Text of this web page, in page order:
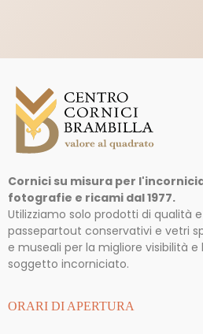
Cornici su misura per
fotografie e ricami dal 1977.
Utilizziamo solo prodotti di qualità
passepartout conservativi e vetri
e museali per la migliore visibilità e
soggetto incorniciato.
ORARI DI APERTURA